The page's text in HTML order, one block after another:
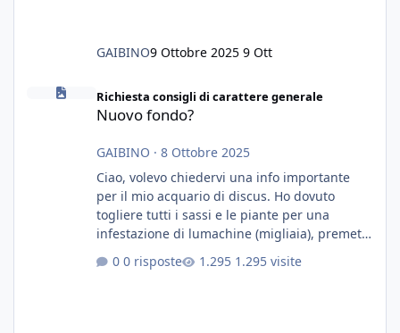
GAIBINO9 Ottobre 2025 9 Ott
Richiesta consigli di carattere generale
Nuovo fondo?
GAIBINO · 8 Ottobre 2025
Ciao, volevo chiedervi una info importante
per il mio acquario di discus. Ho dovuto
togliere tutti i sassi e le piante per una
infestazione di lumachine (migliaia), premetto
cardinali, e tre pulitori in una vasca con 200
0 risposte 1.295 visite